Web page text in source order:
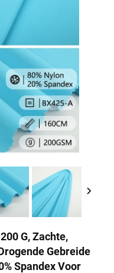
G, Zachte,
Gebreide
Spandex Voor